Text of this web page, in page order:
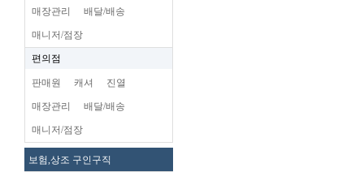
매장관리 배달/배송
매니저/점장
편의점
판매원 캐셔 진열
매장관리 배달/배송
매니저/점장
보험,상조 구인구직